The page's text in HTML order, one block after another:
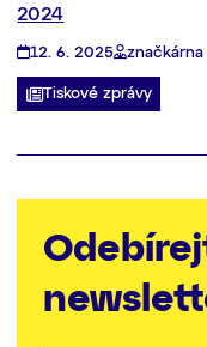
2024
12. 6. 2025 značkárna
Tiskové zprávy